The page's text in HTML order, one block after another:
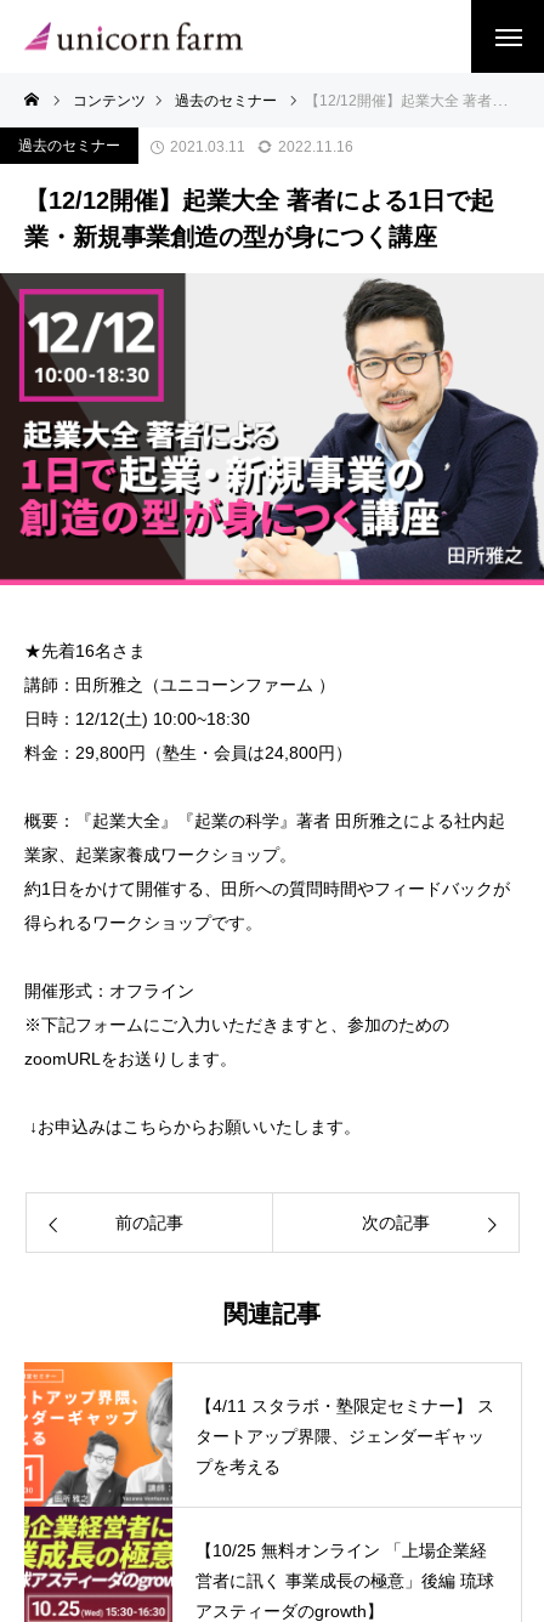
コンテンツ 過去のセミナー 【12/12開催】起業大全 著者による1日で起業・新規事業創造の型が身につく講座
過去のセミナー 2021.03.11 2022.11.16
【12/12開催】起業大全 著者による1日で起
業・新規事業創造の型が身につく講座
★先着16名さま
講師：田所雅之（ユニコーンファーム ）
日時：12/12(土) 10:00~18:30
料金：29,800円（塾生・会員は24,800円）
概要：『起業大全』『起業の科学』著者 田所雅之による社内起
業家、起業家養成ワークショップ。
約1日をかけて開催する、田所への質問時間やフィードバックが
得られるワークショップです。
開催形式：オフライン
※下記フォームにご入力いただきますと、参加のための
zoomURLをお送りします。
↓お申込みはこちらからお願いいたします。
前の記事 次の記事
関連記事
【4/11 スタラボ・塾限定セミナー】 ス
タートアップ界隈、ジェンダーギャッ
プを考える
【10/25 無料オンライン 「上場企業経
営者に訊く 事業成長の極意」後編 琉球
アスティーダのgrowth】